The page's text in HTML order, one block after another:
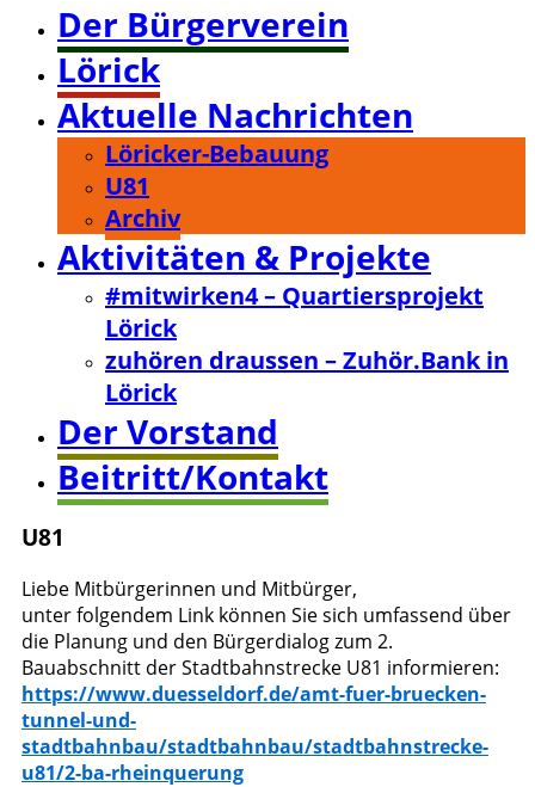
Der Bürgerverein
Lörick
Aktuelle Nachrichten
Löricker-Bebauung
U81
Archiv
Aktivitäten & Projekte
#mitwirken4 – Quartiersprojekt
Lörick
zuhören draussen – Zuhör.Bank in
Lörick
Der Vorstand
Beitritt/Kontakt
U81
Liebe Mitbürgerinnen und Mitbürger,
unter folgendem Link können Sie sich umfassend über
die Planung und den Bürgerdialog zum 2.
Bauabschnitt der Stadtbahnstrecke U81 informieren:
https://www.duesseldorf.de/amt-fuer-bruecken-
tunnel-und-
stadtbahnbau/stadtbahnbau/stadtbahnstrecke-
u81/2-ba-rheinquerung